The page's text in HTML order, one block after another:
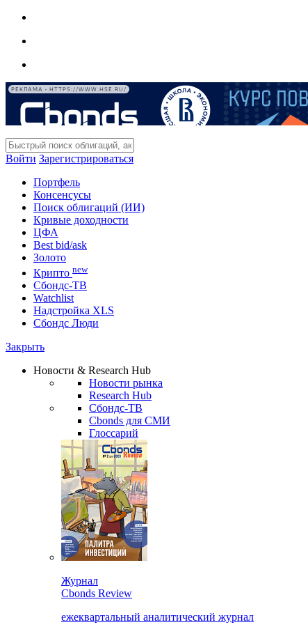
РЕКЛАМА • HTTPS://WWW.HSE.RU/
Войти Зарегистрироваться
Портфель
Консенсусы
Поиск облигаций (ИИ)
Кривые доходности
ЦФА
Best bid/ask
Золото
Крипто new
Сбондс-ТВ
Watchlist
Надстройка XLS
Сбондс Люди
Закрыть
Новости & Research Hub
Новости рынка
Research Hub
Сбондс-ТВ
Cbonds для СМИ
Глоссарий
Журнал
Cbonds Review
ежеквартальный аналитический журнал